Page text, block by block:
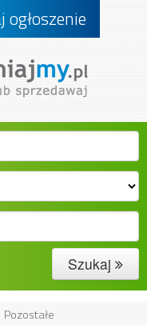
Szukaj
Pozostałe